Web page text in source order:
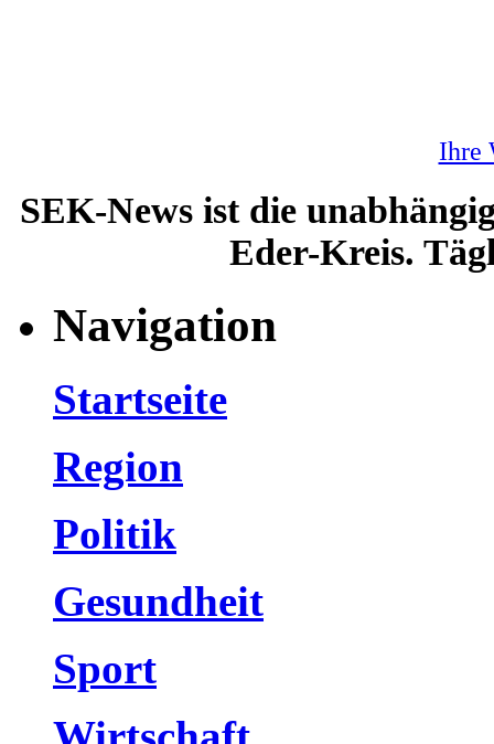
Ihre
SEK-News ist die
Eder-Kreis.
Navigation
Startseite
Region
Politik
Gesundheit
Sport